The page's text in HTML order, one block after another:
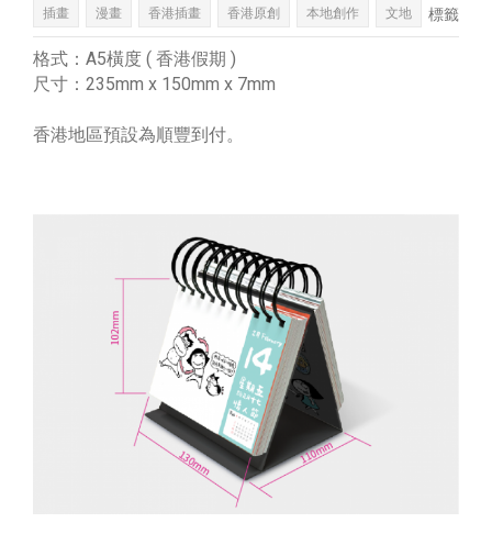
標籤
插畫 漫畫 香港插畫 香港原創 本地創作 文地
格式：A5橫度 ( 香港假期 )
尺寸：235mm x 150mm x 7mm
香港地區預設為順豐到付。